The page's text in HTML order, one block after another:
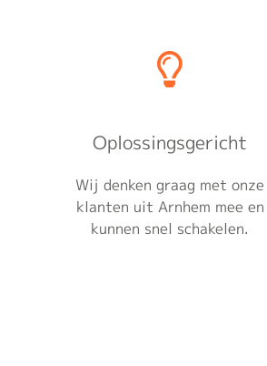
Oplossingsgericht
Wij denken graag met onze
klanten uit Arnhem mee en
kunnen snel schakelen.